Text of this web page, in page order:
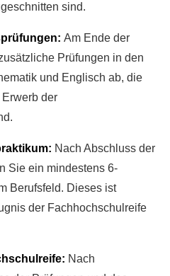
sind.
Am Ende der
Prüfungen in den
und Englisch ab, die
der
Nach Abschluss der
Sie ein mindestens 6-
Berufsfeld. Dieses ist
der Fachhochschulreife
Nach